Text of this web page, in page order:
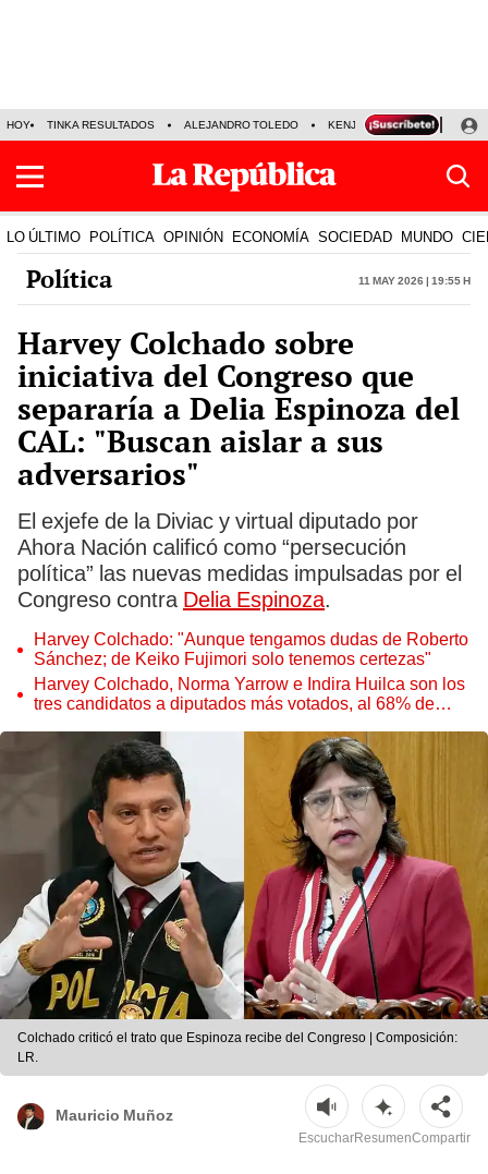
HOY TINKA RESULTADOS ALEJANDRO TOLEDO KENJI FUJIMORI
LO ÚLTIMO POLÍTICA OPINIÓN ECONOMÍA SOCIEDAD MUNDO
Política 11 May 2026 | 19:55 h
Harvey Colchado sobre
iniciativa del Congreso que
separaría a Delia Espinoza del
CAL: "Buscan aislar a sus
adversarios"
El exjefe de la Diviac y virtual diputado por
Ahora Nación calificó como “persecución
política” las nuevas medidas impulsadas por el
Congreso contra Delia Espinoza.
Harvey Colchado: "Aunque tengamos dudas de Roberto
Sánchez; de Keiko Fujimori solo tenemos certezas"
Harvey Colchado, Norma Yarrow e Indira Huilca son los
tres candidatos a diputados más votados, al 68% de
Colchado criticó el trato que Espinoza recibe del Congreso | Composición:
LR.
Mauricio Muñoz
EscucharResumenCompartir